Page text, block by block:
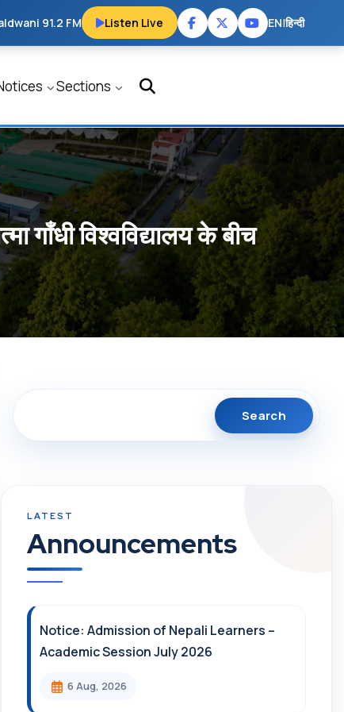
91.2 FM Listen Live EN|हिन्दी
Sections
गाँधी विश्वविद्यालय के बीच
Announcements
Notice: Admission of Nepali Learners –
Academic Session July 2026
6 Aug, 2026